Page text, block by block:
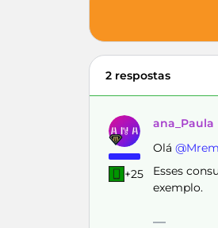
2 respostas
+25
ana_Paula
Olá ​
Esses
exemplo.